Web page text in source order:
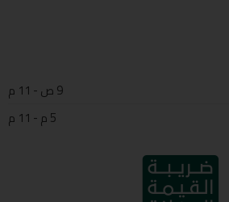
9 ص - 11 م
5 م - 11 م